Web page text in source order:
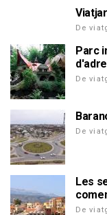
De
Parc
De
De
Les
De